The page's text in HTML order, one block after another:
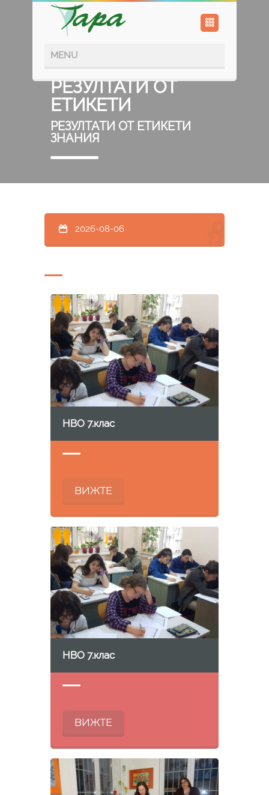
РЕЗУЛТАТИ ОТ
ЕТИКЕТИ
РЕЗУЛТАТИ ОТ ЕТИКЕТИ
ЗНАНИЯ
2026-08-06
НВО 7.клас
ВИЖТЕ
НВО 7.клас
ВИЖТЕ